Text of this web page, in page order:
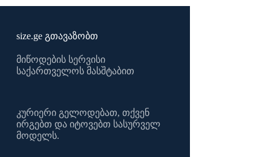
size.ge გთავაზობთ
მიწოდების სერვისი
საქართველოს მასშტაბით
კურიერი გელოდებათ, თქვენ
ირგებთ და იტოვებთ სასურველ
მოდელს.